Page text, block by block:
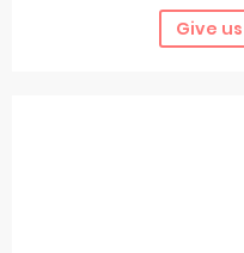
Give